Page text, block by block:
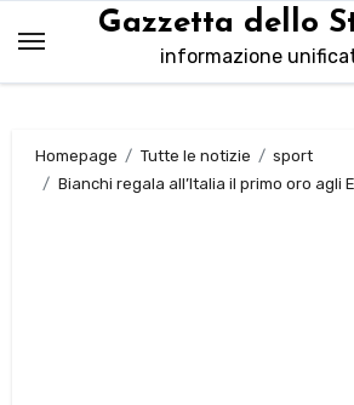
contenuto
Gazzetta dello
informazione
Homepage Tutte le notizie
sport
Bianchi regala all’Italia il primo oro agli